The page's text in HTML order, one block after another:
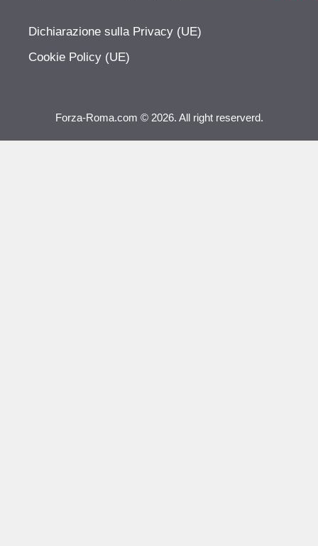
Dichiarazione sulla Privacy (UE)
Cookie Policy (UE)
Forza-Roma.com © 2026. All right reserverd.